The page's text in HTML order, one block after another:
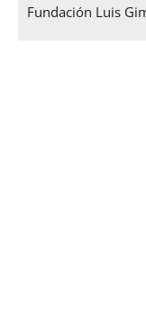
Fundación Luis